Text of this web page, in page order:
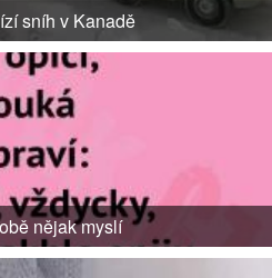
sníh v Kanadě
nějak myslí